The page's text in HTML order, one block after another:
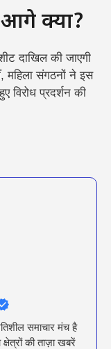
क्या?
दाखिल की जाएगी
महिला संगठनों ने इस
विरोध प्रदर्शन की
समाचार मंच है
की ताज़ा खबरें